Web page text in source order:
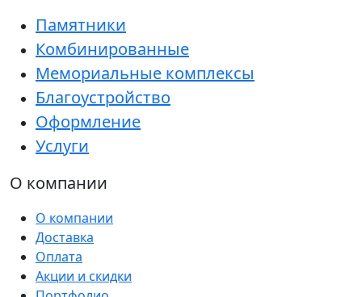
Памятники
Комбинированные
Мемориальные комплексы
Благоустройство
Оформление
Услуги
О компании
О компании
Доставка
Оплата
Акции и скидки